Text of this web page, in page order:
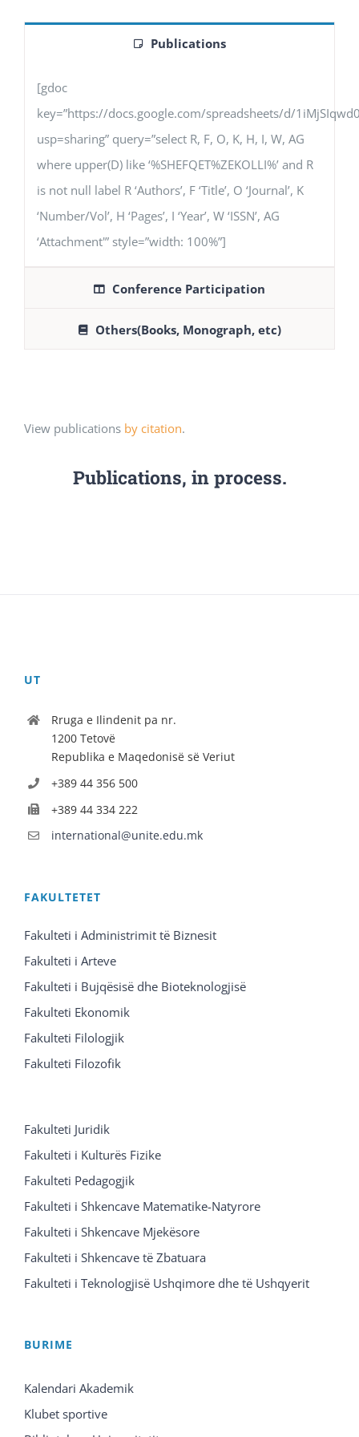
Publications
[gdoc
key=”https://docs.google.com/spreadsheets/d/
usp=sharing” query=”select R, F, O, K, H, I, W, AG
where upper(D) like ‘%SHEFQET%ZEKOLLI%’ and R
is not null label R ‘Authors’, F ‘Title’, O ‘Journal’, K
‘Number/Vol’, H ‘Pages’, I ‘Year’, W ‘ISSN’, AG
‘Attachment'” style=”width: 100%”]
Conference Participation
Others(Books, Monograph, etc)
View publications by citation.
Publications, in process.
UT
Rruga e Ilindenit pa nr.
1200 Tetovë
Republika e Maqedonisë së Veriut
+389 44 356 500
+389 44 334 222
international@unite.edu.mk
FAKULTETET
Fakulteti i Administrimit të Biznesit
Fakulteti i Arteve
Fakulteti i Bujqësisë dhe Bioteknologjisë
Fakulteti Ekonomik
Fakulteti Filologjik
Fakulteti Filozofik
Fakulteti Juridik
Fakulteti i Kulturës Fizike
Fakulteti Pedagogjik
Fakulteti i Shkencave Matematike-Natyrore
Fakulteti i Shkencave Mjekësore
Fakulteti i Shkencave të Zbatuara
Fakulteti i Teknologjisë Ushqimore dhe të Ushqyerit
BURIME
Kalendari Akademik
Klubet sportive